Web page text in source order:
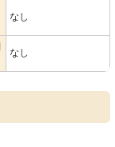
なし
なし